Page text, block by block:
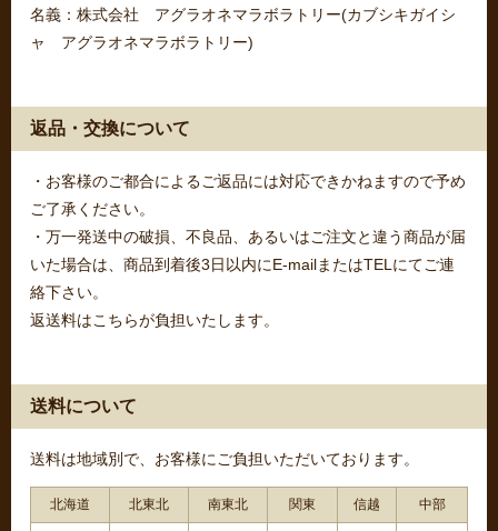
名義：株式会社 アグラオネマラボラトリー(カブシキガイシ
ャ アグラオネマラボラトリー)
返品・交換について
・お客様のご都合によるご返品には対応できかねますので予め
ご了承ください。
・万一発送中の破損、不良品、あるいはご注文と違う商品が届
いた場合は、商品到着後3日以内にE-mailまたはTELにてご連
絡下さい。
返送料はこちらが負担いたします。
送料について
送料は地域別で、お客様にご負担いただいております。
北海道 北東北 南東北 関東 信越 中部